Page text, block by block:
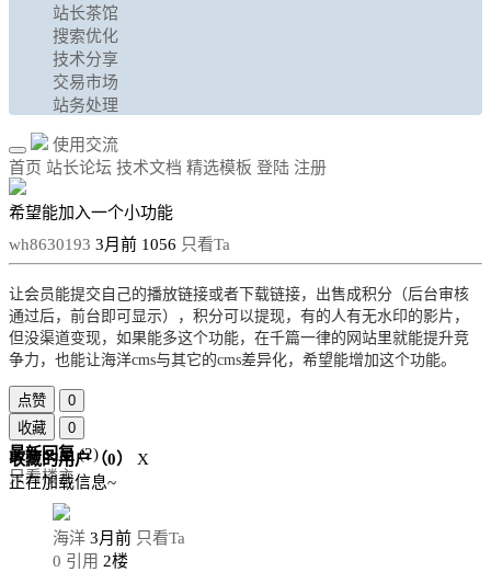
站长茶馆
搜索优化
技术分享
交易市场
站务处理
使用交流
首页 站长论坛 技术文档 精选模板 登陆 注册
希望能加入一个小功能
wh8630193 3月前 1056 只看Ta
让会员能提交自己的播放链接或者下载链接，出售成积分（后台审核
通过后，前台即可显示），积分可以提现，有的人有无水印的影片，
但没渠道变现，如果能多这个功能，在千篇一律的网站里就能提升竞
争力，也能让海洋cms与其它的cms差异化，希望能增加这个功能。
点赞
0
收藏
0
收藏的用户（0）
X
正在加载信息~
最新回复(2)
只看楼主
海洋 3月前 只看Ta
0 引用 2楼